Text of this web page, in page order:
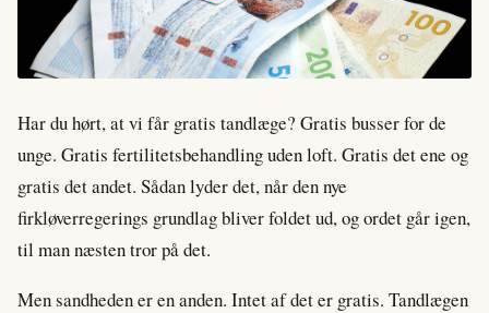
Har du hørt, at vi får gratis tandlæge? Gratis busser for de
unge. Gratis fertilitetsbehandling uden loft. Gratis det ene og
gratis det andet. Sådan lyder det, når den nye
firkløverregerings grundlag bliver foldet ud, og ordet går igen,
til man næsten tror på det.
Men sandheden er en anden. Intet af det er gratis. Tandlægen